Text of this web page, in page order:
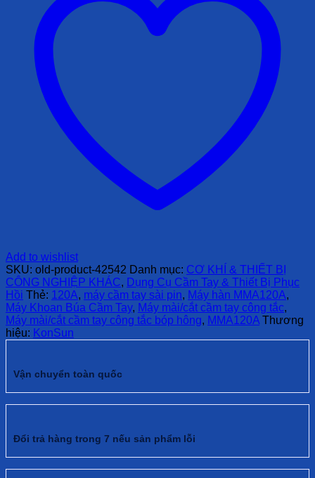
Add to wishlist
SKU: old-product-42542 Danh mục: CƠ KHÍ & THIẾT BỊ
CÔNG NGHIỆP KHÁC, Dụng Cụ Cầm Tay & Thiết Bị Phục
Hồi Thẻ: 120A, máy cầm tay sài pin, Máy hàn MMA120A,
Máy Khoan Búa Cầm Tay, Máy mài/cắt cầm tay công tắc,
Máy mài/cắt cầm tay công tắc bóp hông, MMA120A Thương
hiệu: KonSun
Vận chuyển toàn quốc
Đổi trả hàng trong 7 nếu sản phẩm lỗi